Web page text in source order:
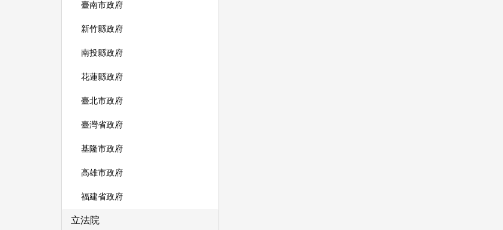
臺南市政府
新竹縣政府
南投縣政府
花蓮縣政府
臺北市政府
臺灣省政府
基隆市政府
高雄市政府
福建省政府
立法院